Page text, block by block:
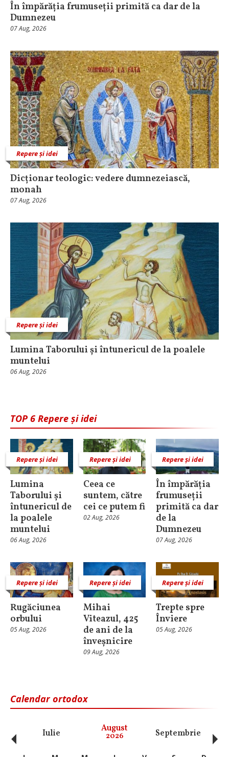
În împărăția frumuseții primită ca dar de la
Dumnezeu
07 Aug, 2026
Repere și idei
Dicționar teologic: vedere dumnezeiască,
monah
07 Aug, 2026
Repere și idei
Lumina Taborului și întunericul de la poalele
muntelui
06 Aug, 2026
TOP 6 Repere și idei
Repere și idei
Lumina
Taborului și
întunericul de
la poalele
muntelui
06 Aug, 2026
Repere și idei
Ceea ce
suntem, către
cei ce putem fi
02 Aug, 2026
Repere și idei
În împărăția
frumuseții
primită ca dar
de la
Dumnezeu
07 Aug, 2026
Repere și idei
Rugăciunea
orbului
05 Aug, 2026
Repere și idei
Mihai
Viteazul, 425
de ani de la
înveșnicire
09 Aug, 2026
Repere și idei
Trepte spre
Înviere
05 Aug, 2026
Calendar ortodox
Iulie August
2026 Septembrie
‹